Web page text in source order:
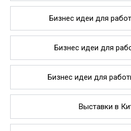
Бизнес идеи для
Бизнес идеи для
Бизнес идеи для
Выставки в